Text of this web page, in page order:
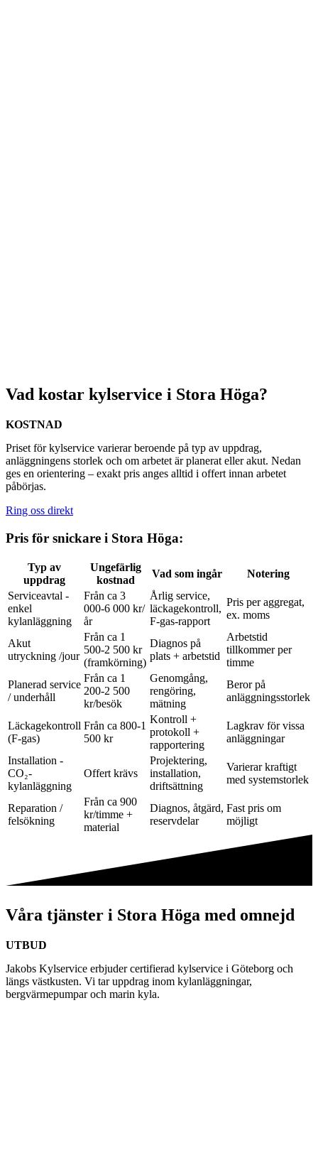
Vad kostar kylservice i Stora Höga?
KOSTNAD
Priset för kylservice varierar beroende på typ av uppdrag,
anläggningens storlek och om arbetet är planerat eller akut. Nedan
ges en orientering – exakt pris anges alltid i offert innan arbetet
påbörjas.
Ring oss direkt
Pris för snickare i Stora Höga:
Typ av
uppdrag
Ungefärlig
kostnad
Vad som ingår
Notering
Serviceavtal -
enkel
kylanläggning
Från ca 3
000-6 000 kr/
år
Årlig service,
läckagekontroll,
F-gas-rapport
Pris per aggregat,
ex. moms
Akut
utryckning /jour
Från ca 1
500-2 500 kr
(framkörning)
Diagnos på
plats + arbetstid
Arbetstid
tillkommer per
timme
Planerad service
/ underhåll
Från ca 1
200-2 500
kr/besök
Genomgång,
rengöring,
mätning
Beror på
anläggningsstorlek
Läckagekontroll
(F-gas)
Från ca 800-1
500 kr
Kontroll +
protokoll +
rapportering
Lagkrav för vissa
anläggningar
Installation -
CO₂-
kylanläggning
Offert krävs
Projektering,
installation,
driftsättning
Varierar kraftigt
med systemstorlek
Reparation /
felsökning
Från ca 900
kr/timme +
material
Diagnos, åtgärd,
reservdelar
Fast pris om
möjligt
Våra tjänster i Stora Höga med omnejd
UTBUD
Jakobs Kylservice erbjuder certifierad kylservice i Göteborg och
längs västkusten. Vi tar uppdrag inom kylanläggningar,
bergvärmepumpar och marin kyla.